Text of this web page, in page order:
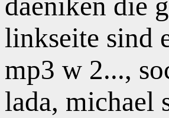
linkseite sind
mp3 w 2...,
lada, michael